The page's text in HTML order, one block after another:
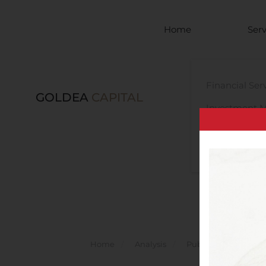
GOLDEA CAPITAL
Home
Investment